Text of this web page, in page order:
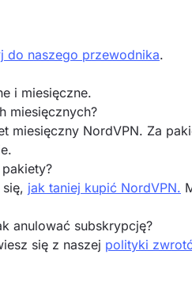
do naszego przewodnika.
i miesięczne.
miesięcznych?
miesięczny NordVPN. Za
jak taniej kupić NordVPN.
anulować subskrypcję?
się z naszej polityki